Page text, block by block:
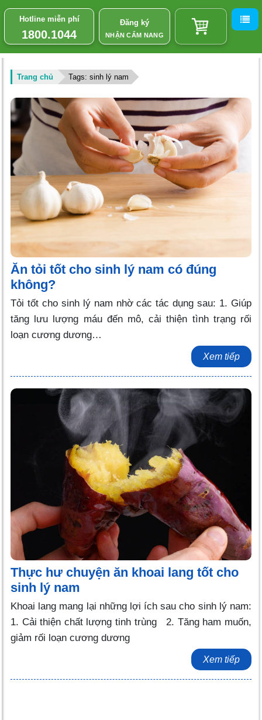
Hotline miễn phí
1800.1044
Đăng ký
NHẬN CẨM NANG
Trang chủ Tags: sinh lý nam
Ăn tỏi tốt cho sinh lý nam có đúng
không?
Tỏi tốt cho sinh lý nam nhờ các tác dụng sau: 1. Giúp
tăng lưu lượng máu đến mô, cải thiện tình trạng rối
loạn cương dương…
Xem tiếp
Thực hư chuyện ăn khoai lang tốt cho
sinh lý nam
Khoai lang mang lại những lợi ích sau cho sinh lý nam:
1. Cải thiện chất lượng tinh trùng 2. Tăng ham muốn,
giảm rối loạn cương dương
Xem tiếp